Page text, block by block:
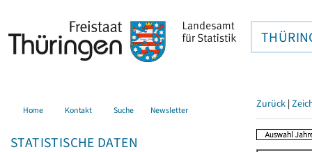
Home Kontakt Suche Newsletter
STATISTISCHE DATEN
Zurück |